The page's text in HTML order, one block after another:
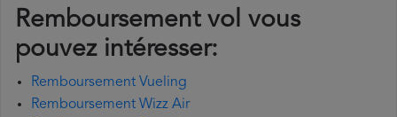
Remboursement vol vous
pouvez intéresser:
Remboursement Vueling
Remboursement Wizz Air